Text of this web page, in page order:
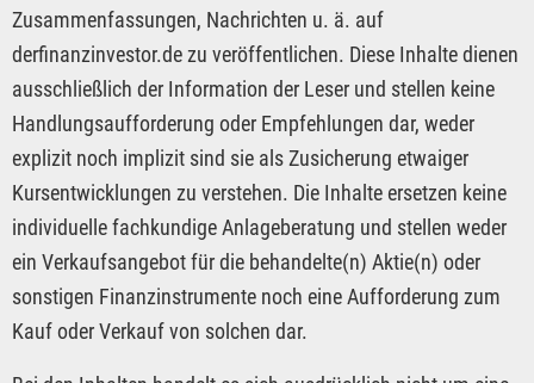
Zusammenfassungen, Nachrichten u. ä. auf
derfinanzinvestor.de zu veröffentlichen. Diese Inhalte dienen
ausschließlich der Information der Leser und stellen keine
Handlungsaufforderung oder Empfehlungen dar, weder
explizit noch implizit sind sie als Zusicherung etwaiger
Kursentwicklungen zu verstehen. Die Inhalte ersetzen keine
individuelle fachkundige Anlageberatung und stellen weder
ein Verkaufsangebot für die behandelte(n) Aktie(n) oder
sonstigen Finanzinstrumente noch eine Aufforderung zum
Kauf oder Verkauf von solchen dar.